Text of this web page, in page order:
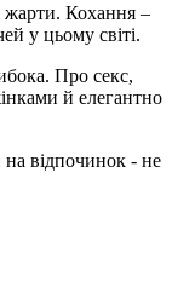
жарти. Кохання –
у цьому світі.
Про секс,
й елегантно
на відпочинок - не